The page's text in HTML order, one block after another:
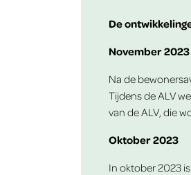
De
November 2023
Na de
Tijdens de ALV
van de ALV, die
Oktober 2023
In oktober 2023